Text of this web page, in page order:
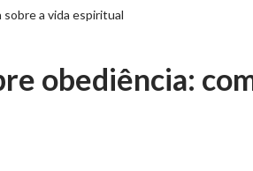
sobre a vida espiritual
obediência: